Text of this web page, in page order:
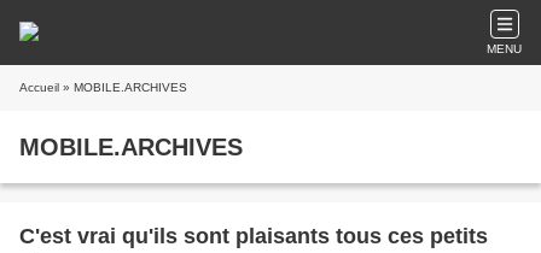
MENU
Accueil » MOBILE.ARCHIVES
MOBILE.ARCHIVES
C'est vrai qu'ils sont plaisants tous ces petits